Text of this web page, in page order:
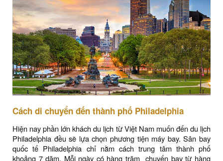
Cách di chuyển đến thành phố Philadelphia
Hiện nay phần lớn khách du lịch từ Việt Nam muốn đến du lịch
Philadelphia đều sẽ lựa chọn phương tiện máy bay. Sân bay
quốc tế Philadelphia chỉ nằm cách trung tâm thành phố
khoảng 7 dặm. Mỗi ngày có hàng trăm chuyến bay từ hàng